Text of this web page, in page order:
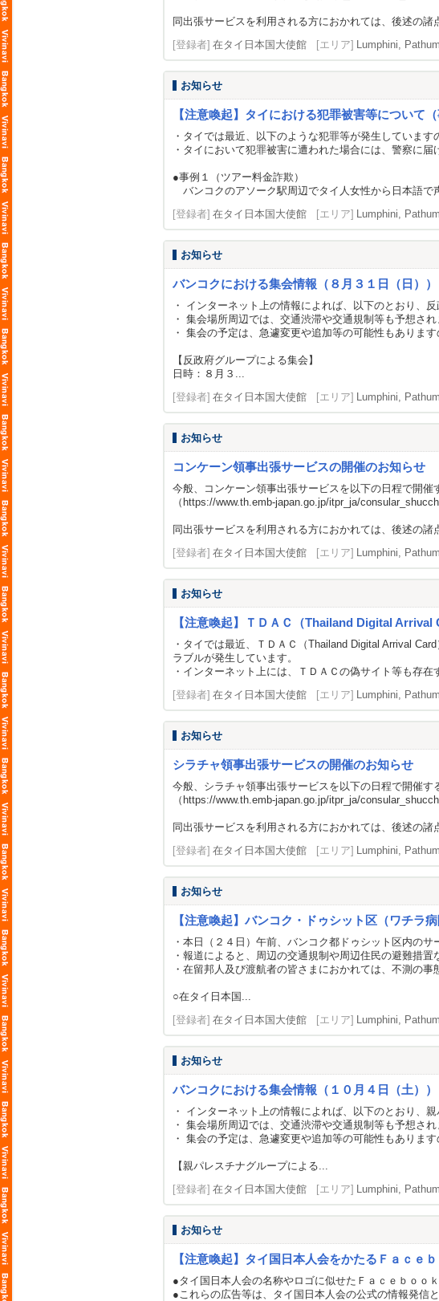
同出張サービスを利用される方におかれては、後述の
[登録者] 在タイ日本国大使館 [エリア] Lumphini,
お知らせ
【注意喚起】タイにおける犯罪被害等について（
・タイでは最近、以下のような犯罪等が発生していま
・タイにおいて犯罪被害に遭われた場合には、警察に届
●事例１（ツアー料金詐欺）
バンコクのアソーク駅周辺でタイ人女性から日本語で
[登録者] 在タイ日本国大使館 [エリア] Lumphini,
お知らせ
バンコクにおける集会情報（８月３１日（日））
・ インターネット上の情報によれば、以下のとおり、
・ 集会場所周辺では、交通渋滞や交通規制等も予想さ
・ 集会の予定は、急遽変更や追加等の可能性もあります
【反政府グループによる集会】
日時：８月３...
[登録者] 在タイ日本国大使館 [エリア] Lumphini,
お知らせ
コンケーン領事出張サービスの開催のお知らせ
今般、コンケーン領事出張サービスを以下の日程で開催
（ https://www.th.emb-japan.go.jp/itpr_ja/
同出張サービスを利用される方におかれては、後述の
[登録者] 在タイ日本国大使館 [エリア] Lumphini,
お知らせ
【注意喚起】ＴＤＡＣ（Thailand Digital
・タイでは最近、ＴＤＡＣ（Thailand Digital Arrival
ラブルが発生しています。
・インターネット上には、ＴＤＡＣの偽サイト等も存
[登録者] 在タイ日本国大使館 [エリア] Lumphini,
お知らせ
シラチャ領事出張サービスの開催のお知らせ
今般、シラチャ領事出張サービスを以下の日程で開催す
（ https://www.th.emb-japan.go.jp/itpr_ja/
同出張サービスを利用される方におかれては、後述の
[登録者] 在タイ日本国大使館 [エリア] Lumphini,
お知らせ
【注意喚起】バンコク・ドゥシット区（ワチラ
・本日（２４日）午前、バンコク都ドゥシット区内の
・報道によると、周辺の交通規制や周辺住民の避難措置
・在留邦人及び渡航者の皆さまにおかれては、不測の
○在タイ日本国...
[登録者] 在タイ日本国大使館 [エリア] Lumphini,
お知らせ
バンコクにおける集会情報（１０月４日（土））
・ インターネット上の情報によれば、以下のとおり、
・ 集会場所周辺では、交通渋滞や交通規制等も予想さ
・ 集会の予定は、急遽変更や追加等の可能性もあります
【親パレスチナグループによる...
[登録者] 在タイ日本国大使館 [エリア] Lumphini,
お知らせ
【注意喚起】タイ国日本人会をかたるＦａｃｅ
●タイ国日本人会の名称やロゴに似せたＦａｃｅｂｏｏ
●これらの広告等は、タイ国日本人会の公式の情報発信